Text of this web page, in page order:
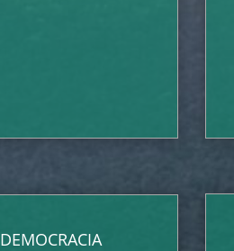
DEMOCRACIA